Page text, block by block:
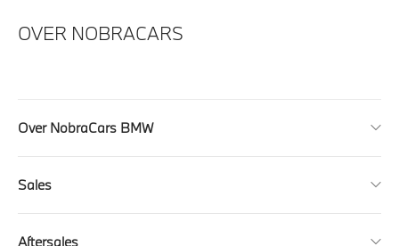
OVER NOBRACARS
Over NobraCars BMW
Sales
Aftersales